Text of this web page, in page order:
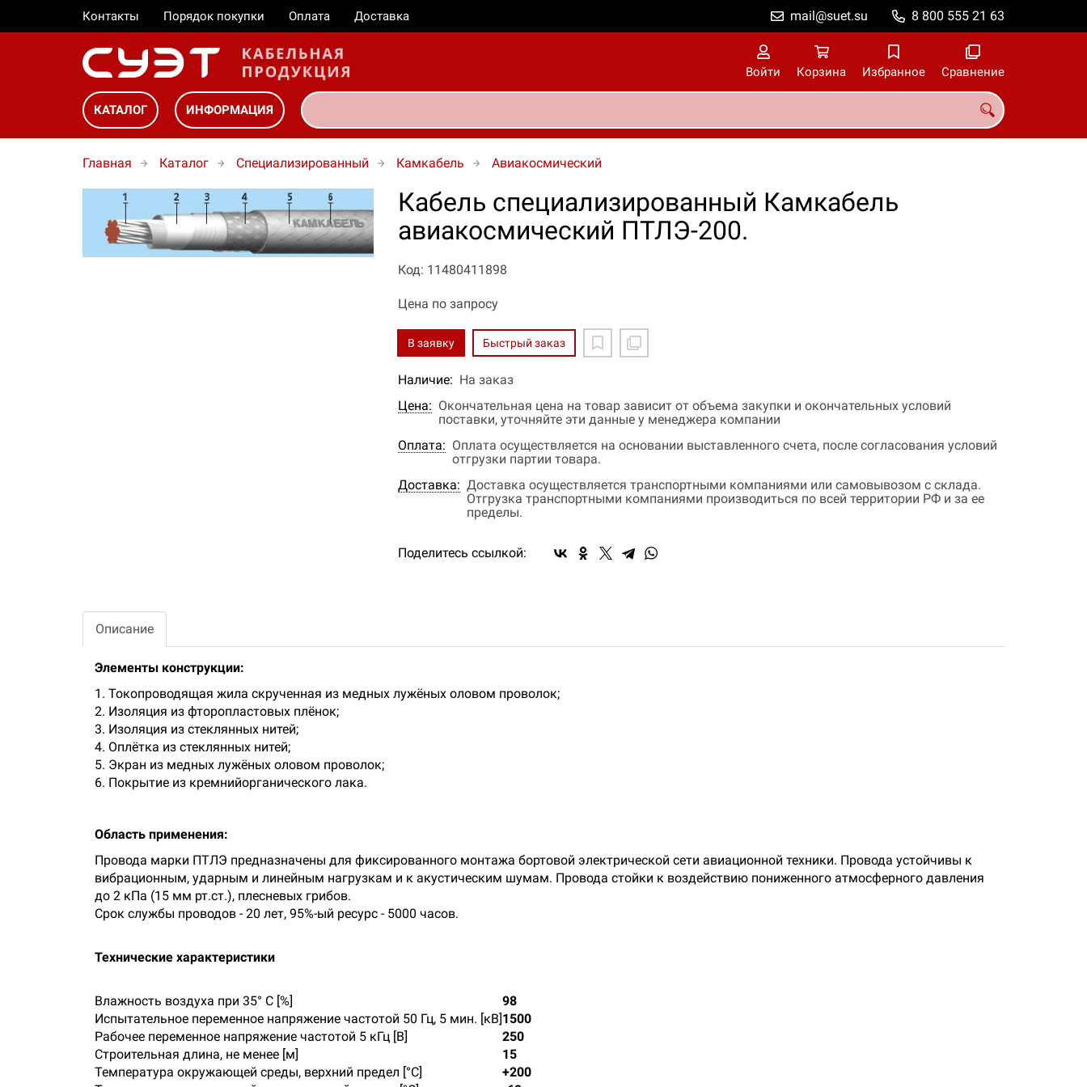
Контакты Порядок покупки Оплата Доставка 8 800 555 21 63
mail@suet.su
Войти Корзина Избранное Сравнение
КАТАЛОГ ИНФОРМАЦИЯ
Главная Каталог Специализированный Камкабель Авиакосмический
Кабель специализированный Камкабель
авиакосмический ПТЛЭ-200.
Код: 11480411898
Цена по запросу
В заявку Быстрый заказ
Наличие: На заказ
Цена: Окончательная цена на товар зависит от объема закупки и окончательных условий
поставки, уточняйте эти данные у менеджера компании
Оплата: Оплата осуществляется на основании выставленного счета, после согласования условий
отгрузки партии товара.
Доставка: Доставка осуществляется транспортными компаниями или самовывозом с склада.
Отгрузка транспортными компаниями производиться по всей территории РФ и за ее
пределы.
Поделитесь ссылкой:
Описание
Элементы конструкции:
1. Токопроводящая жила скрученная из медных лужёных оловом проволок;
2. Изоляция из фторопластовых плёнок;
3. Изоляция из стеклянных нитей;
4. Оплётка из стеклянных нитей;
5. Экран из медных лужёных оловом проволок;
6. Покрытие из кремнийорганического лака.
Область применения:
Провода марки ПТЛЭ предназначены для фиксированного монтажа бортовой электрической сети авиационной техники. Провода устойчивы к
вибрационным, ударным и линейным нагрузкам и к акустическим шумам. Провода стойки к воздействию пониженного атмосферного давления
до 2 кПа (15 мм рт.ст.), плесневых грибов.
Срок службы проводов - 20 лет, 95%-ый ресурс - 5000 часов.
Технические характеристики
Влажность воздуха при 35° C [%]
98
Испытательное переменное напряжение частотой 50 Гц, 5 мин. [кВ]1500
Рабочее переменное напряжение частотой 5 кГц [В]
250
Строительная длина, не менее [м]
15
Температура окружающей среды, верхний предел [°C]
+200